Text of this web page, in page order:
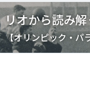
＃誰が子どものスポーツをさ
＃アクティブなまちづくり
リオから読み
【オリンピック・パ